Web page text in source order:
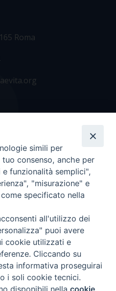
Roma
- C.F96600690588- Tutti i
- Credits
simili per
consenso, anche per
funzionalità semplici",
"misurazione" e
specificato nella
all'utilizzo dei
puoi avere
cookie utilizzati e
Cliccando su
informativa proseguirai
i soli cookie tecnici.